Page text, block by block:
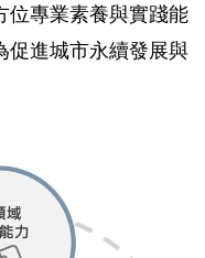
位專業素養與實踐能
促進城市永續發展與